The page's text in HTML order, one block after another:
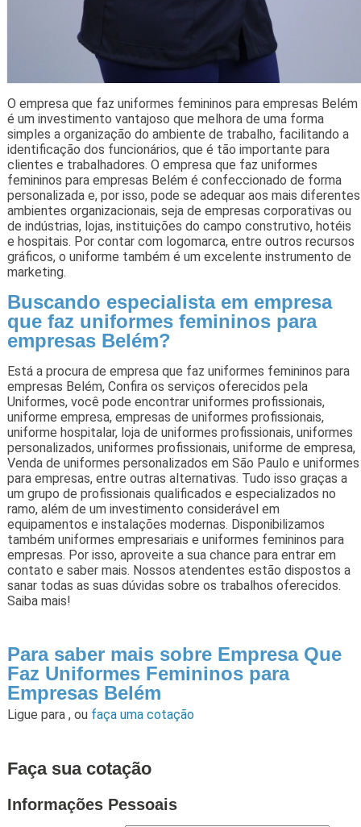
O empresa que faz uniformes femininos para empresas Belém
é um investimento vantajoso que melhora de uma forma
simples a organização do ambiente de trabalho, facilitando a
identificação dos funcionários, que é tão importante para
clientes e trabalhadores. O empresa que faz uniformes
femininos para empresas Belém é confeccionado de forma
personalizada e, por isso, pode se adequar aos mais diferentes
ambientes organizacionais, seja de empresas corporativas ou
de indústrias, lojas, instituições do campo construtivo, hotéis
e hospitais. Por contar com logomarca, entre outros recursos
gráficos, o uniforme também é um excelente instrumento de
marketing.
Buscando especialista em empresa
que faz uniformes femininos para
empresas Belém?
Está a procura de empresa que faz uniformes femininos para
empresas Belém, Confira os serviços oferecidos pela
Uniformes, você pode encontrar uniformes profissionais,
uniforme empresa, empresas de uniformes profissionais,
uniforme hospitalar, loja de uniformes profissionais, uniformes
personalizados, uniformes profissionais, uniforme de empresa,
Venda de uniformes personalizados em São Paulo e uniformes
para empresas, entre outras alternativas. Tudo isso graças a
um grupo de profissionais qualificados e especializados no
ramo, além de um investimento considerável em
equipamentos e instalações modernas. Disponibilizamos
também uniformes empresariais e uniformes femininos para
empresas. Por isso, aproveite a sua chance para entrar em
contato e saber mais. Nossos atendentes estão dispostos a
sanar todas as suas dúvidas sobre os trabalhos oferecidos.
Saiba mais!
Para saber mais sobre Empresa Que
Faz Uniformes Femininos para
Empresas Belém
Ligue para , ou faça uma cotação
Faça sua cotação
Informações Pessoais